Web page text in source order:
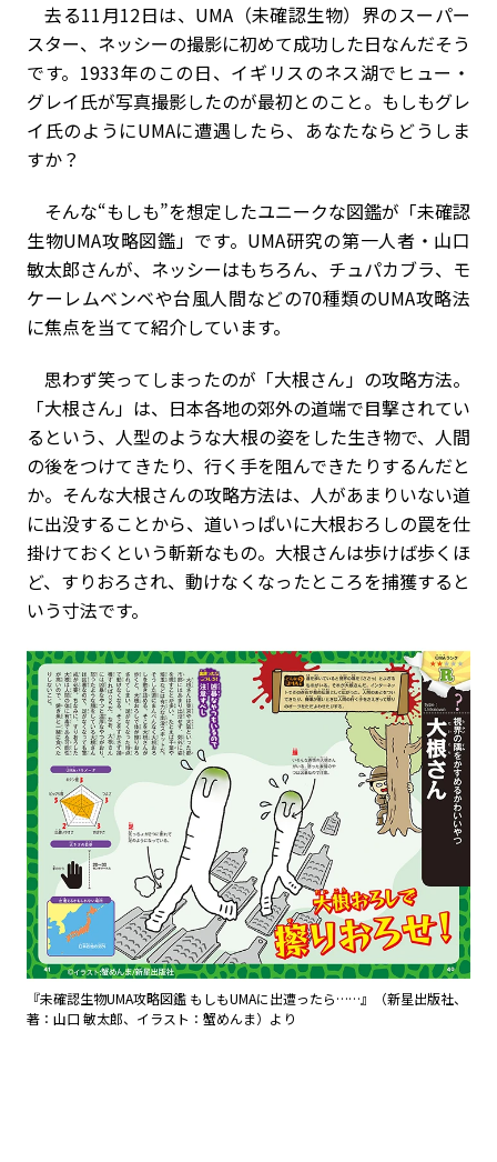
去る11月12日は、UMA（未確認生物）界のスーパー
スター、ネッシーの撮影に初めて成功した日なんだそう
です。1933年のこの日、イギリスのネス湖でヒュー・
グレイ氏が写真撮影したのが最初とのこと。もしもグレ
イ氏のようにUMAに遭遇したら、あなたならどうしま
すか？
そんな“もしも”を想定したユニークな図鑑が「未確認
生物UMA攻略図鑑」です。UMA研究の第一人者・山口
敏太郎さんが、ネッシーはもちろん、チュパカブラ、モ
ケーレムベンベや台風人間などの70種類のUMA攻略法
に焦点を当てて紹介しています。
思わず笑ってしまったのが「大根さん」の攻略方法。
「大根さん」は、日本各地の郊外の道端で目撃されてい
るという、人型のような大根の姿をした生き物で、人間
の後をつけてきたり、行く手を阻んできたりするんだと
か。そんな大根さんの攻略方法は、人があまりいない道
に出没することから、道いっぱいに大根おろしの罠を仕
掛けておくという斬新なもの。大根さんは歩けば歩くほ
ど、すりおろされ、動けなくなったところを捕獲すると
いう寸法です。
『未確認生物UMA攻略図鑑 もしもUMAに出遭ったら……』（新星出版社、
著：山口 敏太郎、イラスト：蟹めんま）より